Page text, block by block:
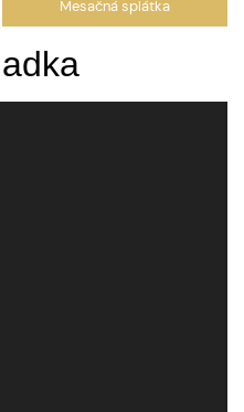
Mesačná splátka